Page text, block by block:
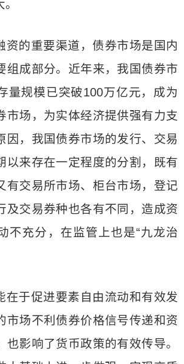
资的重要渠道，债券市场是国内
组成部分。近年来，我国债券市
量规模已突破100万亿元，成为
市场，为实体经济提供强有力支
因，我国债券市场的发行、交易
以来存在一定程度的分割，既有
有交易所市场、柜台市场，登记
及交易券种也各有不同，造成资
不充分，在监管上也是“九龙治
在于促进要素自由流动和有效发
市场不利债券价格信号传递和资
也影响了货币政策的有效传导。